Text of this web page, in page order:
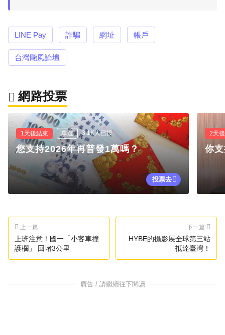
LINE Pay 詐騙 網址 帳戶
台灣颱風論壇
網路投票
1天後結束 單選 3.1K人已投
您支持2026年再普發1萬嗎？
投票去
2天
你
上一篇
上班注意！國一「小客車撞
護欄」 回堵3公里
下一篇
HYBE的攝影展全球第三站
抵達臺灣！
廣告 / 請繼續往下閱讀